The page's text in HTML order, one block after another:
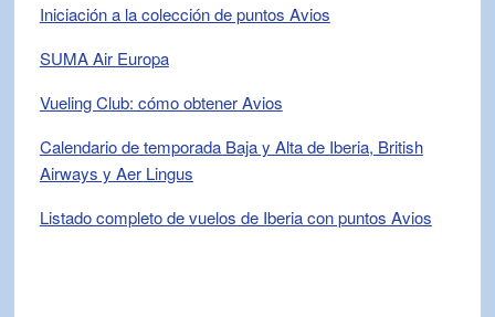
Iniciación a la colección de puntos Avios
SUMA Air Europa
Vueling Club: cómo obtener Avios
Calendario de temporada Baja y Alta de Iberia, British
Airways y Aer Lingus
Listado completo de vuelos de Iberia con puntos Avios